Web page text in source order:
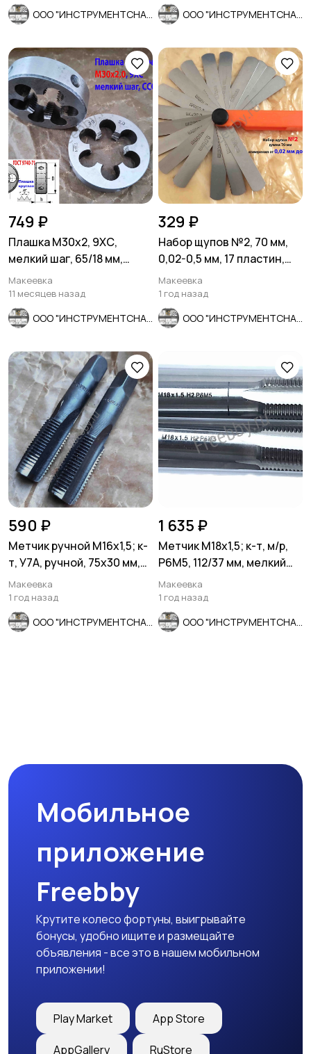
749 ₽
Плашка М30х2, 9ХС,
мелкий шаг, 65/18 мм,
ГОСТ 7740-71, СССР
Макеевка
11 месяцев назад
329 ₽
Набор щупов №2, 70 мм,
0,02-0,5 мм, 17 пластин,
Россия.
Макеевка
1 год назад
590 ₽
Метчик ручной М16х1,5; к-
т, У7А, ручной, 75х30 мм,
мелкий шаг, СССР.
Макеевка
1 год назад
1 635 ₽
Метчик М18х1,5; к-т, м/р,
Р6М5, 112/37 мм, мелкий
шаг, шлифованный, ГО
Макеевка
1 год назад
Мобильное
приложение
Freebby
Крутите колесо фортуны, выигрывайте
бонусы, удобно ищите и размещайте
объявления - все это в нашем мобильном
приложении!
Play Market App Store
AppGallery RuStore